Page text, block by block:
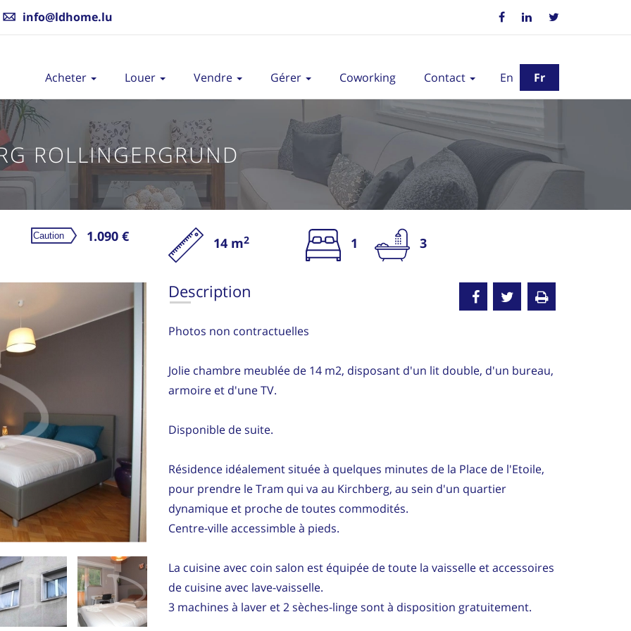
info@ldhome.lu
En Fr
Acheter Louer Vendre Gérer Coworking Contact
ROLLINGERGRUND
1.090 € 14 m2 1 3
Loué
Description
Photos non contractuelles
Jolie chambre meublée de 14 m2, disposant d'un lit double, d'un bureau,
armoire et d'une TV.
Disponible de suite.
Résidence idéalement située à quelques minutes de la Place de l'Etoile,
pour prendre le Tram qui va au Kirchberg, au sein d'un quartier
dynamique et proche de toutes commodités.
Centre-ville accessimble à pieds.
La cuisine avec coin salon est équipée de toute la vaisselle et accessoires
de cuisine avec lave-vaisselle.
3 machines à laver et 2 sèches-linge sont à disposition gratuitement.